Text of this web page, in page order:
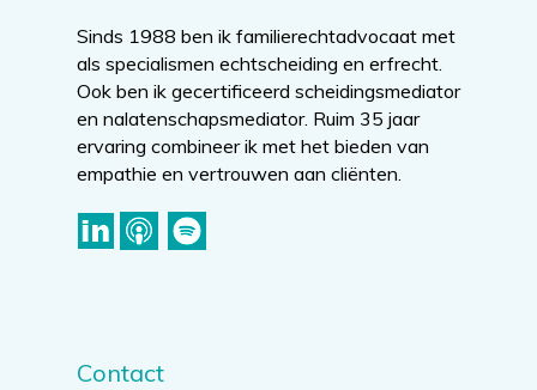
Sinds 1988 ben ik familierechtadvocaat met
als specialismen echtscheiding en erfrecht.
Ook ben ik gecertificeerd scheidingsmediator
en nalatenschapsmediator. Ruim 35 jaar
ervaring combineer ik met het bieden van
empathie en vertrouwen aan cliënten.
Contact